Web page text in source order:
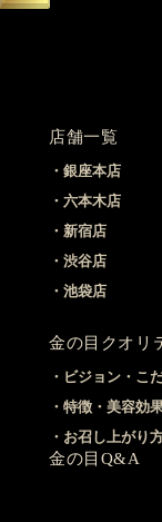
店舗一覧
銀座本店
六本木店
新宿店
渋谷店
池袋店
金の目クオリ
ビジョン・こ
特徴・美容効
お召し上がり
金の目Q&A